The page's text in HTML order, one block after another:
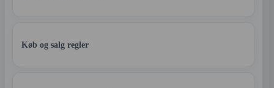
Køb og salg regler